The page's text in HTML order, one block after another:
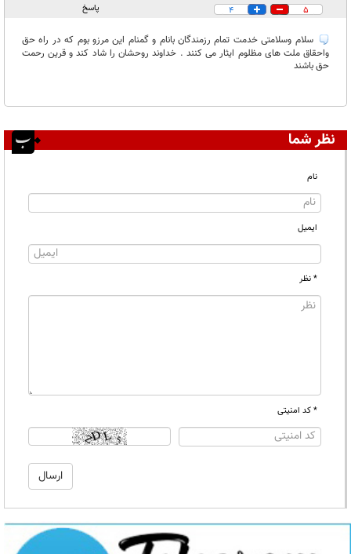
5
4 پاسخ
سلام وسلامتی خدمت تمام رزمندگان بانام و گمنام این مرزو بوم که در راه حق
واحقاق ملت های مظلوم ایثار می کنند . خداوند روحشان را شاد کند و قرین رحمت
حق باشند
نظر شما
نام
ایمیل
* نظر
* کد امنیتی